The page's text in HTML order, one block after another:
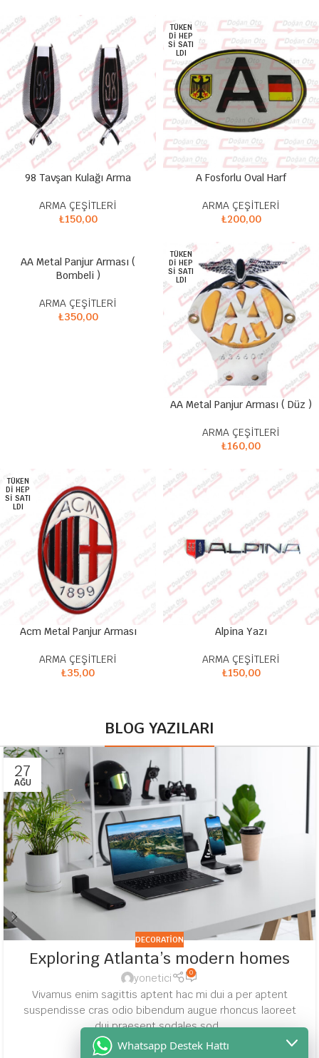
98 Tavşan Kulağı Arma
ARMA ÇEŞİTLERİ
₺150,00
TÜKEN
DI HEP
SI SATI
LDI
A Fosforlu Oval Harf
ARMA ÇEŞİTLERİ
₺200,00
AA Metal Panjur Arması (
Bombeli )
ARMA ÇEŞİTLERİ
₺350,00
TÜKEN
DI HEP
SI SATI
LDI
AA Metal Panjur Arması ( Düz )
ARMA ÇEŞİTLERİ
₺160,00
TÜKEN
DI HEP
SI SATI
LDI
Acm Metal Panjur Arması
ARMA ÇEŞİTLERİ
₺35,00
Alpina Yazı
ARMA ÇEŞİTLERİ
₺150,00
BLOG YAZILARI
27
AĞU
DECORATION
Exploring Atlanta’s modern homes
yonetici 0
Vivamus enim sagittis aptent hac mi dui a per aptent
suspendisse cras odio bibendum augue rhoncus laoreet
dui praesent sodales sod...
DEVAMINI OKU
Whatsapp Destek Hattı